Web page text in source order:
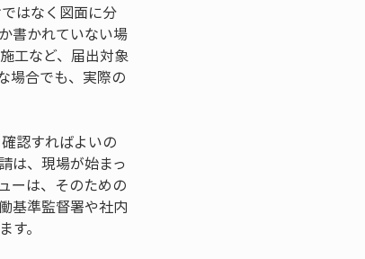
はなく図面に分
書かれていない場
工など、届出対象
場合でも、実際の
認すればよいの
は、現場が始まっ
ーは、そのための
基準監督署や社内
。